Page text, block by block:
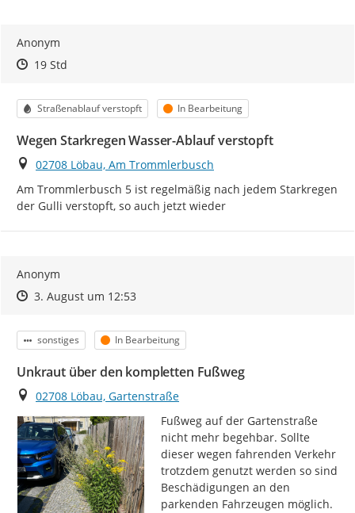
Anonym
Zeitpunkt des Erstellens
Zeitpunkt des Erstellens
19 StdZur Äußerung
Kategorie
Straßenablauf verstopft Status
In Bearbeitung
Wegen Starkregen Wasser-Ablauf verstopft
Ort
02708 Löbau, Am Trommlerbusch
Am Trommlerbusch 5 ist regelmäßig nach jedem Starkregen
der Gulli verstopft, so auch jetzt wieder
Anonym
Zeitpunkt des Erstellens
Zeitpunkt des Erstellens
3. August um 12:53Zur Äußerung
Kategorie
sonstiges Status
In Bearbeitung
Unkraut über den kompletten Fußweg
Ort
02708 Löbau, Gartenstraße
Fußweg auf der Gartenstraße
nicht mehr begehbar. Sollte
dieser wegen fahrenden Verkehr
trotzdem genutzt werden so sind
Beschädigungen an den
parkenden Fahrzeugen möglich.